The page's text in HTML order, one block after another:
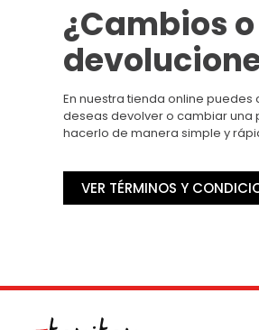
¿Cambios o
En nuestra tienda online
deseas devolver o cambiar una
hacerlo de manera simple y
VER TÉRMINOS Y